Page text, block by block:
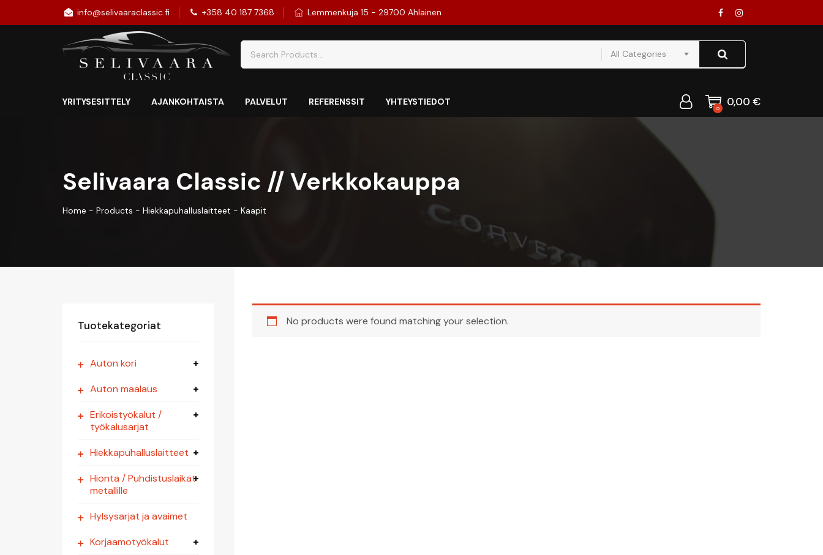
info@selivaaraclassic.fi +358 40 187 7368 Lemmenkuja 15 - 29700 Ahlainen
All Categories
YRITYSESITTELY AJANKOHTAISTA PALVELUT REFERENSSIT YHTEYSTIEDOT 0,00 €
0
Selivaara Classic // Verkkokauppa
Home - Products - Hiekkapuhalluslaitteet - Kaapit
No products were found matching your selection.
Tuotekategoriat
Auton kori
Auton maalaus
Erikoistyökalut /
työkalusarjat
Hiekkapuhalluslaitteet
Hionta / Puhdistuslaikat
metallille
Hylsysarjat ja avaimet
Korjaamotyökalut